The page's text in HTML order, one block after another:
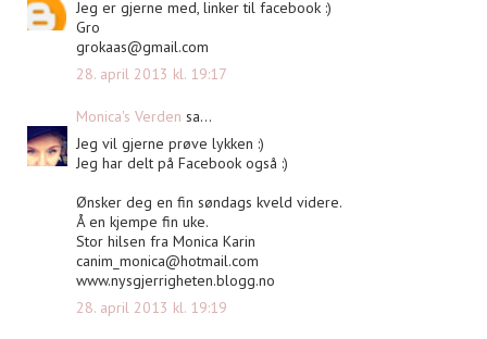
Jeg er gjerne med, linker til facebook :)
Gro
grokaas@gmail.com
28. april 2013 kl. 19:17
Monica's Verden sa...
Jeg vil gjerne prøve lykken :)
Jeg har delt på Facebook også :)
Ønsker deg en fin søndags kveld videre.
Å en kjempe fin uke.
Stor hilsen fra Monica Karin
canim_monica@hotmail.com
www.nysgjerrigheten.blogg.no
28. april 2013 kl. 19:19